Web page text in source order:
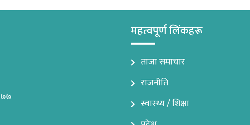
महत्वपूर्ण लिंकहरू
ताजा समाचार
राजनीति
स्वास्थ्य / शिक्षा